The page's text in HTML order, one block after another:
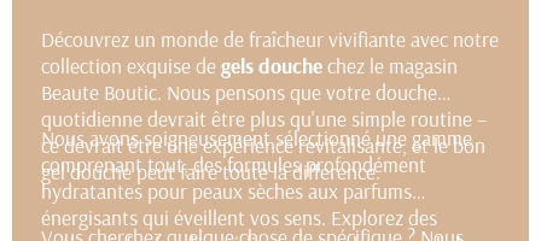
Découvrez un monde de fraîcheur vivifiante avec notre
collection exquise degels douchechez le magasin
Beaute Boutic. Nous pensons que votre douche
quotidienne devrait être plus qu'une simple routine –
ce devrait être une expérience revitalisante, et le bon
gel douche peut faire toute la différence.
Nous avons soigneusement sélectionné une gamme
comprenant tout, des formules profondément
hydratantes pour peaux sèches aux parfums
énergisants qui éveillent vos sens. Explorez des